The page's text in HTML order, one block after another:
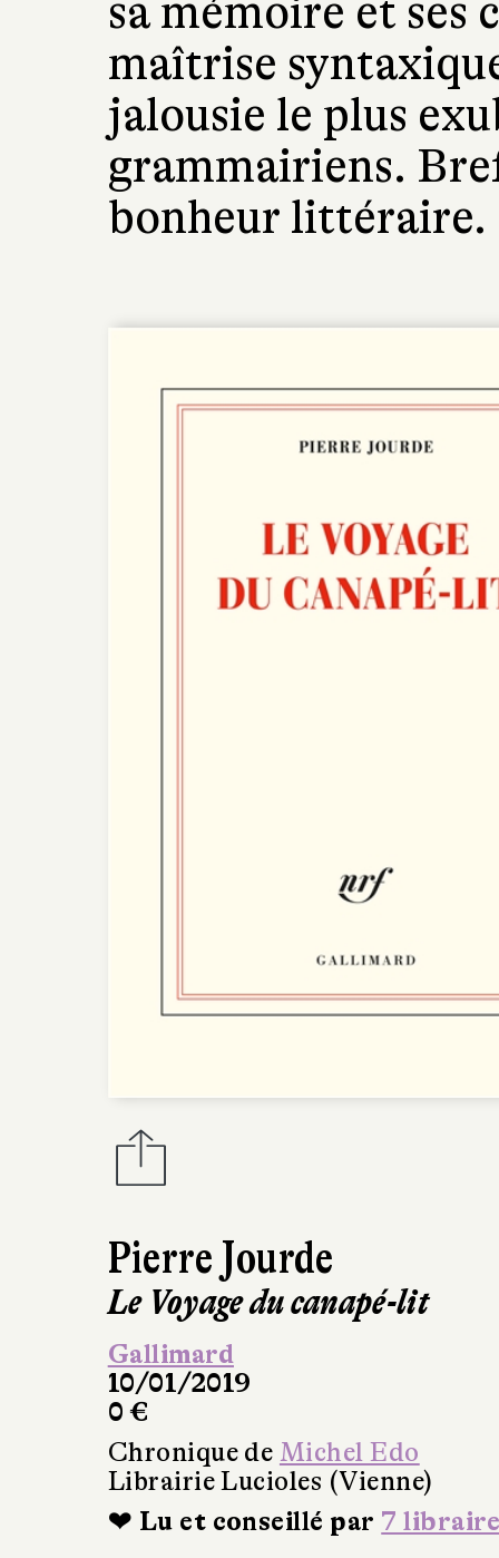
Pierre Jourde
Le Voyage du canapé-lit
Gallimard
10/01/2019
0 €
Chronique de Michel Edo
Librairie Lucioles (Vienne)
❤ Lu et conseillé par 7
sa mémoire et ses
maîtrise
jalousie le plus
grammairiens.
bonheur littéraire.